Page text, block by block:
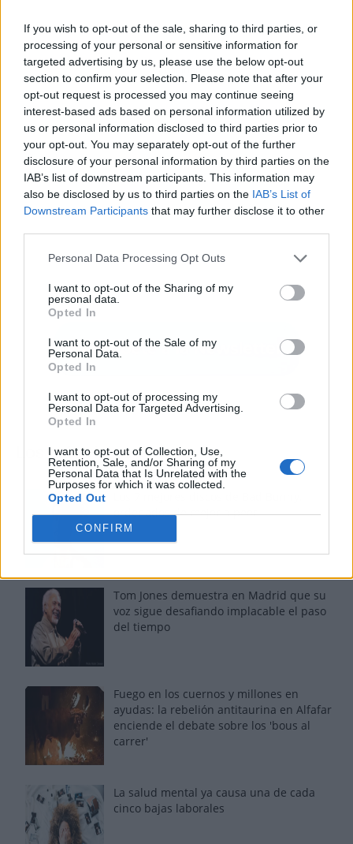
If you wish to opt-out of the sale, sharing to third parties, or
processing of your personal or sensitive information for
targeted advertising by us, please use the below opt-out
section to confirm your selection. Please note that after your
opt-out request is processed you may continue seeing
interest-based ads based on personal information utilized by
us or personal information disclosed to third parties prior to
your opt-out. You may separately opt-out of the further
disclosure of your personal information by third parties on the
IAB’s list of downstream participants. This information may
also be disclosed by us to third parties on the IAB’s List of
Downstream Participants that may further disclose it to other
Personal Data Processing Opt Outs
I want to opt-out of the Sharing of my
personal data.
Opted In
I want to opt-out of the Sale of my
Personal Data.
Opted In
I want to opt-out of processing my
Personal Data for Targeted Advertising.
Opted In
I want to opt-out of Collection, Use,
Retention, Sale, and/or Sharing of my
Personal Data that Is Unrelated with the
Purposes for which it was collected.
Opted Out
CONFIRM
Publicidad
Los más vistos
ordenados de mejor a peor
Tom Jones demuestra en Madrid que su
voz sigue desafiando implacable el paso
del tiempo
Fuego en los cuernos y millones en
ayudas: la rebelión antitaurina en Alfafar
enciende el debate sobre los 'bous al
carrer'
La salud mental ya causa una de cada
cinco bajas laborales